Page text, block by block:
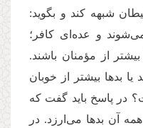
شبهه کند و بگوید:
و عده‌ای کافر؛
از مؤمنان باشند.
یا بدها بیشتر از خوبان
در پاسخ باید گفت که
آن بدها می‌ارزد. در